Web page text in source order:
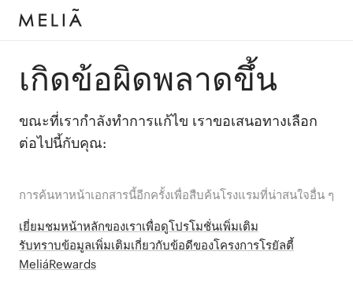
เกิดข้อผิดพลาดขึ้น
ขณะที่เรากำลังทำการแก้ไข เราขอเสนอทางเลือก
ต่อไปนี้กับคุณ:
การค้นหาหน้าเอกสารนี้อีกครั้งเพื่อสืบค้นโรงแรมที่น่าสนใจอื่น ๆ
เยี่ยมชมหน้าหลักของเราเพื่อดูโปรโมชั่นเพิ่มเติม
รับทราบข้อมูลเพิ่มเติมเกี่ยวกับข้อดีของโครงการโรยัลตี้
MeliáRewards